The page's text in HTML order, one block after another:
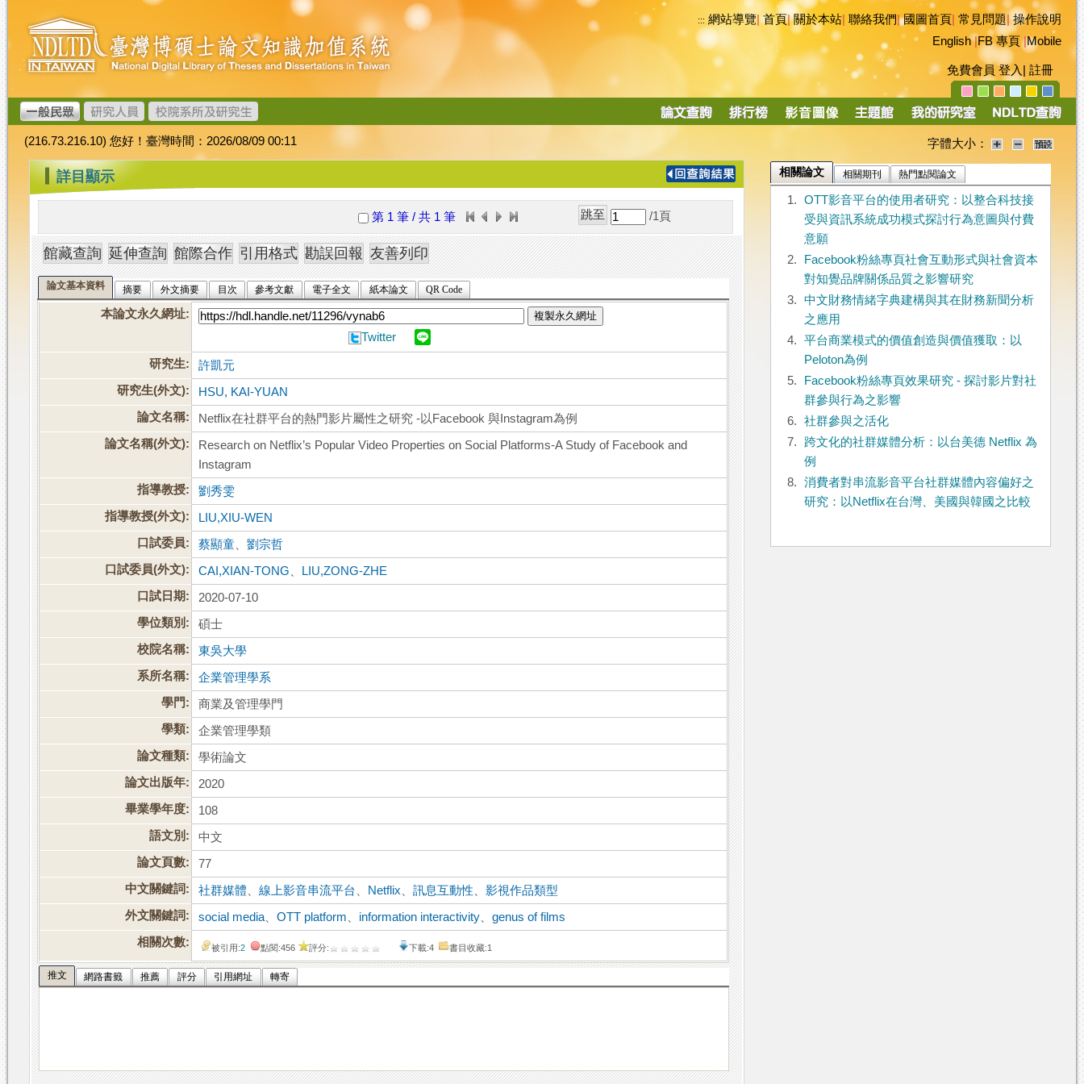
跳
到
主
要
內
容
臺
灣
博
碩
士
論
文
加
值
系
統
::: 網站導覽|首頁|關於本站 聯絡我們|國圖首頁 常見問題|操作說明
English|FB 專頁|Mobile
免費會員 登入 註冊
導
(216.73.216.10) 您好！臺灣時間：2026/08/09 00:11 字體大小：
::: 詳目顯示
第 1 筆 / 共 1 筆 /1 頁
論文基本資料 摘要 外文摘要 目次 參考文獻 電子全文 紙本論文 QR Code
本論文永久網址: 複製永久網址
Twitter
研究生:
許凱元
研究生(外文):
HSU, KAI-YUAN
論文名稱:
Netflix在社群平台的熱門影片屬性之研究 -以Facebook 與Instagram為例
論文名稱(外文):
Research on Netflix’s Popular Video Properties on Social Platforms-A Study of Facebook and
Instagram
指導教授:
劉秀雯
指導教授(外文):
LIU,XIU-WEN
口試委員:
蔡顯童 、劉宗哲
口試委員(外文):
CAI,XIAN-TONG
LIU,ZONG-ZHE
口試日期:
2020-07-10
學位類別:
碩士
校院名稱:
東吳大學
系所名稱:
企業管理學系
學門:
商業及管理學門
學類:
企業管理學類
論文種類:
學術論文
論文出版年:
2020
畢業學年度:
108
語文別:
中文
論文頁數:
77
中文關鍵詞:
社群媒體 、線上影音串流平台 Netflix 、訊息互動性 、影視作品類型
外文關鍵詞:
social media 、OTT platform information interactivity 、genus of films
相關次數:
被引用:2 點閱:456 評分: 下載:4 書目收藏:1
推文 網路書籤 推薦 評分 引用網址 轉寄
相關論文 相關期刊 熱門點閱論文
1.
OTT影音平台的使用者研究：以整合科技接
受與資訊系統成功模式探討行為意圖與付費
意願
2.
Facebook粉絲專頁社會互動形式與社會資本
對知覺品牌關係品質之影響研究
3.
中文財務情緒字典建構與其在財務新聞分析
之應用
4.
平台商業模式的價值創造與價值獲取：以
Peloton為例
5.
Facebook粉絲專頁效果研究 - 探討影片對社
群參與行為之影響
6.
社群參與之活化
7.
跨文化的社群媒體分析：以台美德 Netflix 為
例
8.
消費者對串流影音平台社群媒體內容偏好之
研究：以Netflix在台灣、美國與韓國之比較